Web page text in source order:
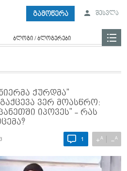
გამოწერა შესვლა
ბლოგი / ბლოგერები
ქურდმა"
ვერ მოასწრო:
იპოვეს" - რას
1 +A −A